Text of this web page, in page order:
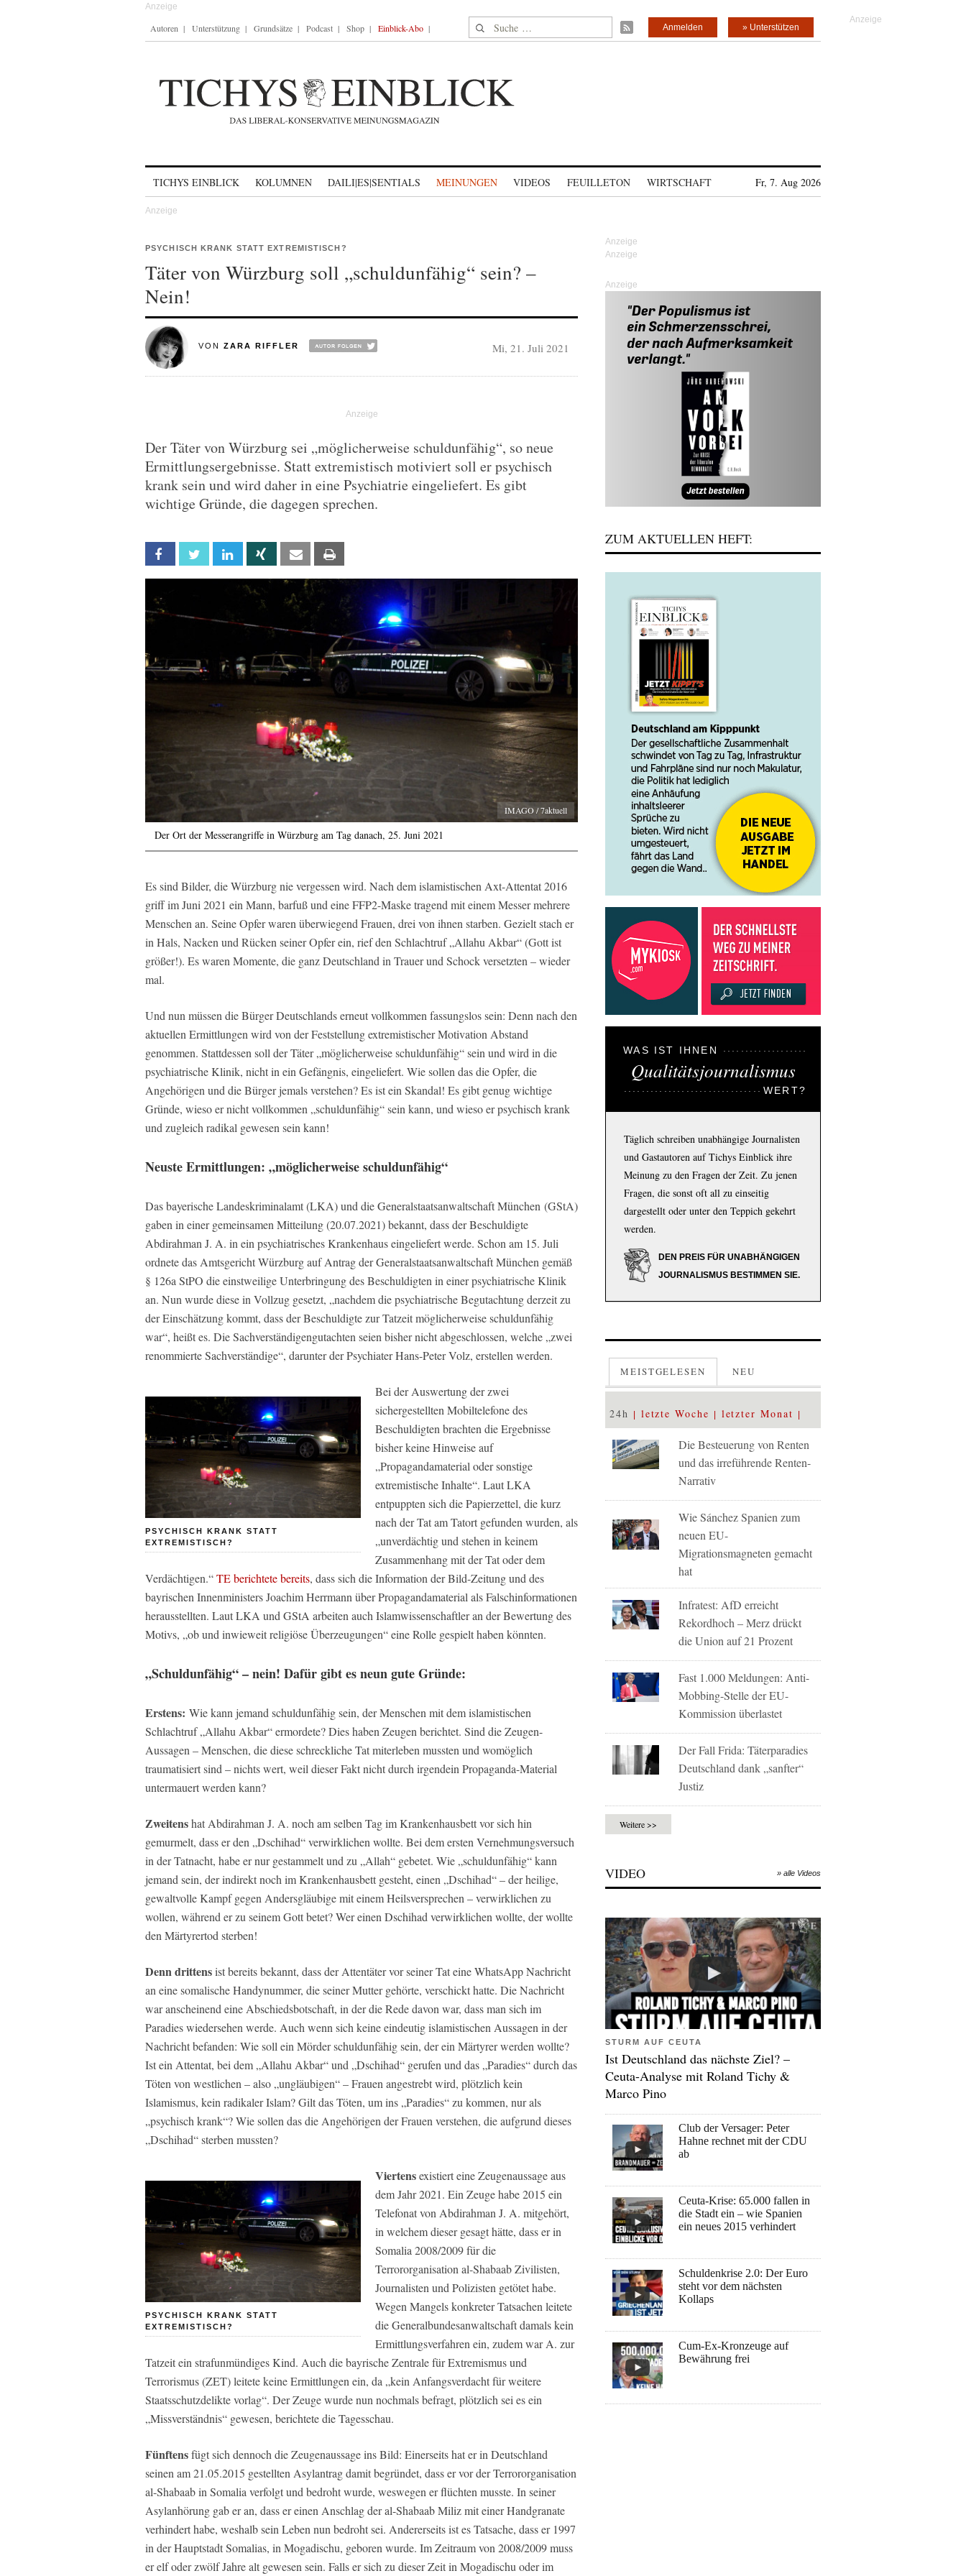
Autoren Unterstützung Grundsätze Podcast Shop Einblick-Abo Suche nach: » Unterstützen
Anmelden
TICHYS EINBLICK KOLUMNEN DAILI|ES|SENTIALS MEINUNGEN VIDEOS FEUILLETON WIRTSCHAFT Fr, 7. Aug 2026
PSYCHISCH KRANK STATT EXTREMISTISCH?
Täter von Würzburg soll „schuldunfähig“ sein? –
Nein!
VON ZARA RIFFLER Mi, 21. Juli 2021
Der Täter von Würzburg sei „möglicherweise schuldunfähig“, so neue
Ermittlungsergebnisse. Statt extremistisch motiviert soll er psychisch
krank sein und wird daher in eine Psychiatrie eingeliefert. Es gibt
wichtige Gründe, die dagegen sprechen.
Facebook Twitter Linkedin Xing Email
IMAGO / 7aktuell
Der Ort der Messerangriffe in Würzburg am Tag danach, 25. Juni 2021
Es sind Bilder, die Würzburg nie vergessen wird. Nach dem islamistischen Axt-Attentat 2016
griff im Juni 2021 ein Mann, barfuß und eine FFP2-Maske tragend mit einem Messer mehrere
Menschen an. Seine Opfer waren überwiegend Frauen, drei von ihnen starben. Gezielt stach er
in Hals, Nacken und Rücken seiner Opfer ein, rief den Schlachtruf „Allahu Akbar“ (Gott ist
größer!). Es waren Momente, die ganz Deutschland in Trauer und Schock versetzten – wieder
mal.
Und nun müssen die Bürger Deutschlands erneut vollkommen fassungslos sein: Denn nach den
aktuellen Ermittlungen wird von der Feststellung extremistischer Motivation Abstand
genommen. Stattdessen soll der Täter „möglicherweise schuldunfähig“ sein und wird in die
psychiatrische Klinik, nicht in ein Gefängnis, eingeliefert. Wie sollen das die Opfer, die
Angehörigen und die Bürger jemals verstehen? Es ist ein Skandal! Es gibt genug wichtige
Gründe, wieso er nicht vollkommen „schuldunfähig“ sein kann, und wieso er psychisch krank
und zugleich radikal gewesen sein kann!
Neuste Ermittlungen: „möglicherweise schuldunfähig“
Das bayerische Landeskriminalamt (LKA) und die Generalstaatsanwaltschaft München (GStA)
gaben in einer gemeinsamen Mitteilung (20.07.2021) bekannt, dass der Beschuldigte
Abdirahman J. A. in ein psychiatrisches Krankenhaus eingeliefert werde. Schon am 15. Juli
ordnete das Amtsgericht Würzburg auf Antrag der Generalstaatsanwaltschaft München gemäß
§ 126a StPO die einstweilige Unterbringung des Beschuldigten in einer psychiatrische Klinik
an. Nun wurde diese in Vollzug gesetzt, „nachdem die psychiatrische Begutachtung derzeit zu
der Einschätzung kommt, dass der Beschuldigte zur Tatzeit möglicherweise schuldunfähig
war“, heißt es. Die Sachverständigengutachten seien bisher nicht abgeschlossen, welche „zwei
renommierte Sachverständige“, darunter der Psychiater Hans-Peter Volz, erstellen werden.
PSYCHISCH KRANK STATT
EXTREMISTISCH?
Bei der Auswertung der zwei
sichergestellten Mobiltelefone des
Beschuldigten brachten die Ergebnisse
bisher keine Hinweise auf
„Propagandamaterial oder sonstige
extremistische Inhalte“. Laut LKA
entpuppten sich die Papierzettel, die kurz
nach der Tat am Tatort gefunden wurden, als
„unverdächtig und stehen in keinem
Zusammenhang mit der Tat oder dem
Verdächtigen.“TE berichtete bereits, dass sich die Information derBild-Zeitung und des
bayrischen Innenministers Joachim Herrmann über Propagandamaterial als Falschinformationen
herausstellten. Laut LKA und GStA arbeiten auch Islamwissenschaftler an der Bewertung des
Motivs, „ob und inwieweit religiöse Überzeugungen“ eine Rolle gespielt haben könnten.
„Schuldunfähig“ – nein! Dafür gibt es neun gute Gründe:
Erstens: Wie kann jemand schuldunfähig sein, der Menschen mit dem islamistischen
Schlachtruf „Allahu Akbar“ ermordete? Dies haben Zeugen berichtet. Sind die Zeugen-
Aussagen – Menschen, die diese schreckliche Tat miterleben mussten und womöglich
traumatisiert sind – nichts wert, weil dieser Fakt nicht durch irgendein Propaganda-Material
untermauert werden kann?
Zweitenshat Abdirahman J. A. noch am selben Tag im Krankenhausbett vor sich hin
gemurmelt, dass er den „Dschihad“ verwirklichen wollte. Bei dem ersten Vernehmungsversuch
in der Tatnacht, habe er nur gestammelt und zu „Allah“ gebetet. Wie „schuldunfähig“ kann
jemand sein, der indirekt noch im Krankenhausbett gesteht, einen „Dschihad“ – der heilige,
gewaltvolle Kampf gegen Andersgläubige mit einem Heilsversprechen – verwirklichen zu
wollen, während er zu seinem Gott betet? Wer einen Dschihad verwirklichen wollte, der wollte
den Märtyrertod sterben!
Denn drittensist bereits bekannt, dass der Attentäter vor seiner Tat eine WhatsApp Nachricht
an eine somalische Handynummer, die seiner Mutter gehörte, verschickt hatte. Die Nachricht
war anscheinend eine Abschiedsbotschaft, in der die Rede davon war, dass man sich im
Paradies wiedersehen werde. Auch wenn sich keine eindeutig islamistischen Aussagen in der
Nachricht befanden: Wie soll ein Mörder schuldunfähig sein, der ein Märtyrer werden wollte?
Ist ein Attentat, bei dem „Allahu Akbar“ und „Dschihad“ gerufen und das „Paradies“ durch das
Töten von westlichen – also „ungläubigen“ – Frauen angestrebt wird, plötzlich kein
Islamismus, kein radikaler Islam? Gilt das Töten, um ins „Paradies“ zu kommen, nur als
„psychisch krank“? Wie sollen das die Angehörigen der Frauen verstehen, die aufgrund dieses
„Dschihad“ sterben mussten?
PSYCHISCH KRANK STATT
EXTREMISTISCH?
Viertensexistiert eine Zeugenaussage aus
dem Jahr 2021. Ein Zeuge habe 2015 ein
Telefonat von Abdirahman J. A. mitgehört,
in welchem dieser gesagt hätte, dass er in
Somalia 2008/2009 für die
Terrororganisation al-Shabaab Zivilisten,
Journalisten und Polizisten getötet habe.
Wegen Mangels konkreter Tatsachen leitete
die Generalbundesanwaltschaft damals kein
Ermittlungsverfahren ein, zudem war A. zur
Tatzeit ein strafunmündiges Kind. Auch die bayrische Zentrale für Extremismus und
Terrorismus (ZET) leitete keine Ermittlungen ein, da „kein Anfangsverdacht für weitere
Staatsschutzdelikte vorlag“. Der Zeuge wurde nun nochmals befragt, plötzlich sei es ein
„Missverständnis“ gewesen, berichtete dieTagesschau.
Fünftensfügt sich dennoch die Zeugenaussage ins Bild: Einerseits hat er in Deutschland
seinen am 21.05.2015 gestellten Asylantrag damit begründet, dass er vor der Terrororganisation
al-Shabaab in Somalia verfolgt und bedroht wurde, weswegen er flüchten musste. In seiner
Asylanhörung gab er an, dass er einen Anschlag der al-Shabaab Miliz mit einer Handgranate
verhindert habe, weshalb sein Leben nun bedroht sei. Andererseits ist es Tatsache, dass er 1997
in der Hauptstadt Somalias, in Mogadischu, geboren wurde. Im Zeitraum von 2008/2009 muss
er elf oder zwölf Jahre alt gewesen sein. Falls er sich zu dieser Zeit in Mogadischu oder im
Anzeige
ZUM AKTUELLEN HEFT:
WAS IST IHNEN
Qualitätsjournalismus
WERT?
Täglich schreiben unabhängige Journalisten
und Gastautoren auf Tichys Einblick ihre
Meinung zu den Fragen der Zeit. Zu jenen
Fragen, die sonst oft all zu einseitig
dargestellt oder unter den Teppich gekehrt
werden.
DEN PREIS FÜR UNABHÄNGIGEN
JOURNALISMUS BESTIMMEN SIE.
MEISTGELESEN NEU
24h letzte Woche letzter Monat
Die Besteuerung von Renten
und das irreführende Renten-
Narrativ
Wie Sánchez Spanien zum
neuen EU-
Migrationsmagneten gemacht
hat
Infratest: AfD erreicht
Rekordhoch – Merz drückt
die Union auf 21 Prozent
Fast 1.000 Meldungen: Anti-
Mobbing-Stelle der EU-
Kommission überlastet
Der Fall Frida: Täterparadies
Deutschland dank „sanfter“
Justiz
Weitere >>
VIDEO » alle Videos
STURM AUF CEUTA
Ist Deutschland das nächste Ziel? –
Ceuta-Analyse mit Roland Tichy &
Marco Pino
Club der Versager: Peter
Hahne rechnet mit der CDU
ab
Ceuta-Krise: 65.000 fallen in
die Stadt ein – wie Spanien
ein neues 2015 verhindert
Schuldenkrise 2.0: Der Euro
steht vor dem nächsten
Kollaps
Cum-Ex-Kronzeuge auf
Bewährung frei